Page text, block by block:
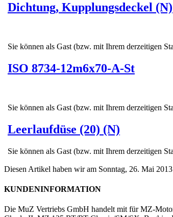
Dichtung, Kupplungsdeckel (N)
Sie können als Gast (bzw. mit Ihrem derzeitigen
ISO 8734-12m6x70-A-St
Sie können als Gast (bzw. mit Ihrem derzeitigen
Leerlaufdüse (20) (N)
Sie können als Gast (bzw. mit Ihrem derzeitigen
Diesen Artikel haben wir am Sonntag, 26. Mai
KUNDENINFORMATION
Die MuZ Vertriebs GmbH handelt mit für MZ-